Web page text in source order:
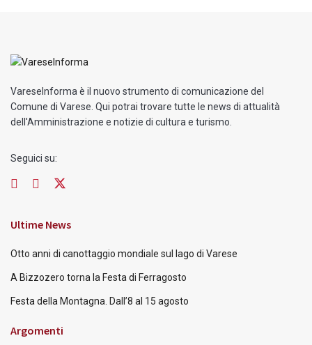
VareseInforma è il nuovo strumento di comunicazione del
Comune di Varese. Qui potrai trovare tutte le news di attualità
dell'Amministrazione e notizie di cultura e turismo.
Seguici su:
Ultime News
Otto anni di canottaggio mondiale sul lago di Varese
A Bizzozero torna la Festa di Ferragosto
Festa della Montagna. Dall’8 al 15 agosto
Argomenti